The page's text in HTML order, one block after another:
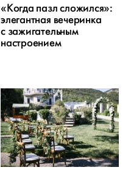
«Когда пазл сложился»:
элегантная вечеринка
с зажигательным
настроением